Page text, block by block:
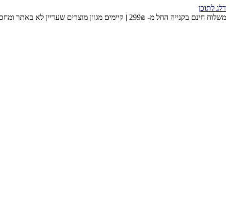
דלג לתוכן
משלוח חינם בקנייה החל מ- 299₪ | קיימים מגוון מוצרים שעדיין לא באתר ומחכים לכם בחנות 😉​